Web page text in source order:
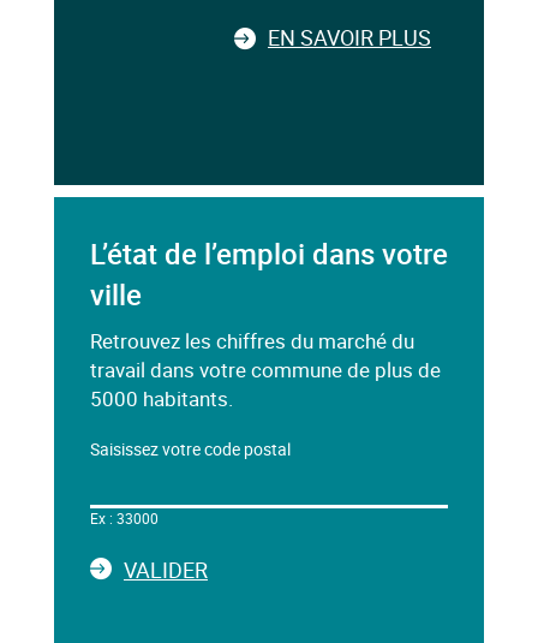
EN SAVOIR PLUS
L’état de l’emploi dans votre
ville
Retrouvez les chiffres du marché du
travail dans votre commune de plus de
5000 habitants.
Saisissez votre code postal
le
ci-
Ex : 33000
VALIDERLA